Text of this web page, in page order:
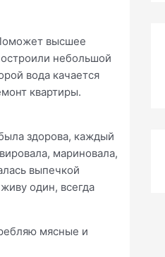
высшее
небольшой
вода качается
квартиры.
здорова, каждый
мариновала,
выпечкой
один, всегда
мясные и